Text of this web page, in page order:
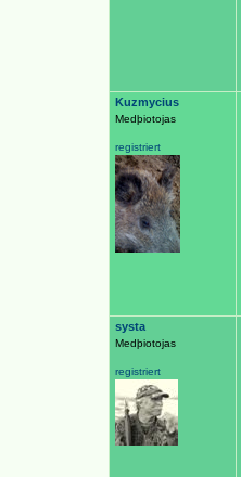
Kuzmycius
Medþiotojas
registriert
systa
Medþiotojas
registriert